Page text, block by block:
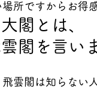
所ですからお得
閣とは、
閣を言い
雲閣は知らない